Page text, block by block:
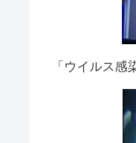
「ウイルス